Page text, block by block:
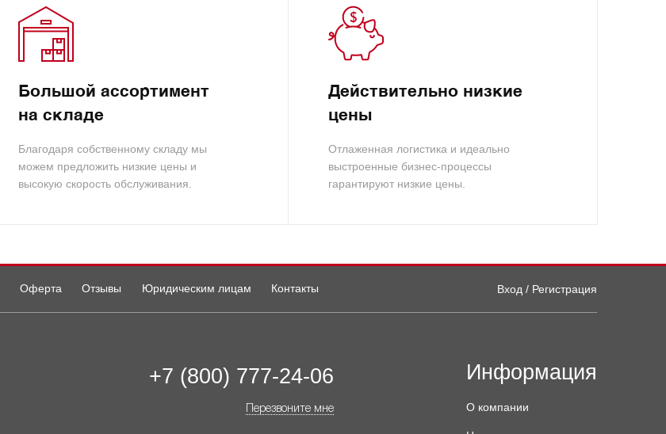
Большой ассортимент
на складе
Благодаря собственному складу мы
можем предложить низкие цены и
высокую скорость обслуживания.
Действительно низкие
цены
Отлаженная логистика и идеально
выстроенные бизнес-процессы
гарантируют низкие цены.
Оферта Отзывы Юридическим лицам Контакты Вход / Регистрация
+7 (800) 777-24-06
Перезвоните мне
Информация
О компании